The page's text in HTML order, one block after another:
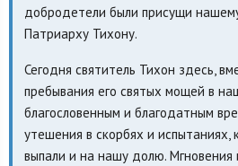
добродетели были присущи
Патриарху Тихону.
Сегодня святитель Тихон здесь,
пребывания его святых мощей в
благословенным и благодатным
утешения в скорбях и испытаниях,
выпали и на нашу долю. Мгновения